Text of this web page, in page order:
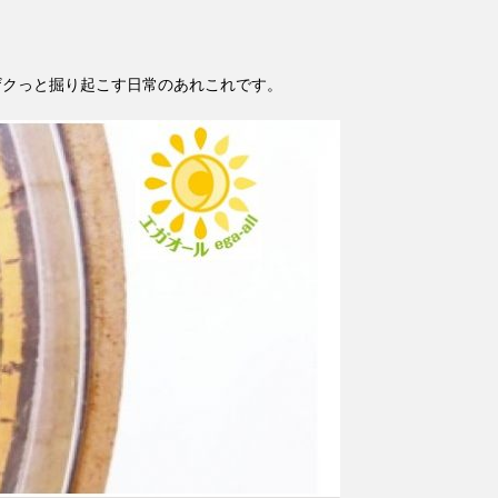
と掘り起こす日常のあれこれです。